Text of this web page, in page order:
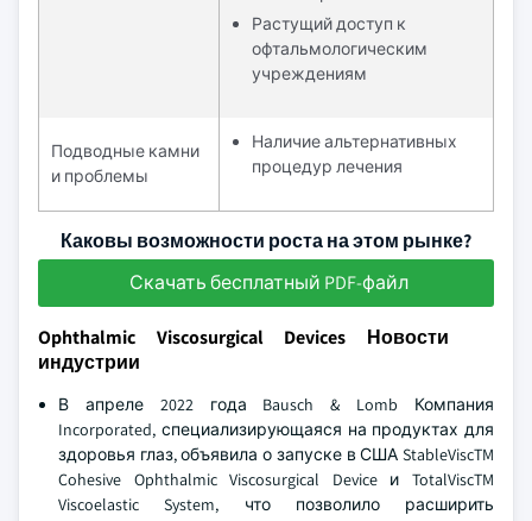
Растущий доступ к
офтальмологическим
учреждениям
Подводные камни
и проблемы
Наличие альтернативных
процедур лечения
Каковы возможности роста на этом рынке?
Скачать бесплатный PDF-файл
Ophthalmic Viscosurgical Devices Новости
индустрии
В апреле 2022 года Bausch & Lomb Компания
Incorporated, специализирующаяся на продуктах для
здоровья глаз, объявила о запуске в США StableViscTM
Cohesive Ophthalmic Viscosurgical Device и TotalViscTM
Viscoelastic System, что позволило расширить